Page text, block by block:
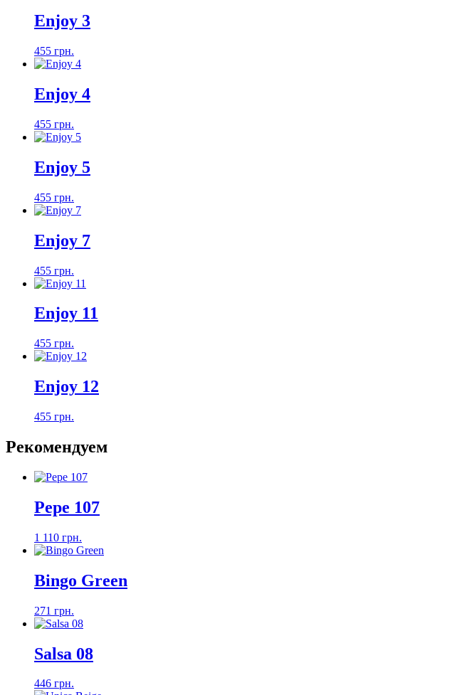
Enjoy 3
455 грн.
Enjoy 4
455 грн.
Enjoy 5
455 грн.
Enjoy 7
455 грн.
Enjoy 11
455 грн.
Enjoy 12
455 грн.
Рекомендуем
Pepe 107
1 110 грн.
Bingo Green
271 грн.
Salsa 08
446 грн.